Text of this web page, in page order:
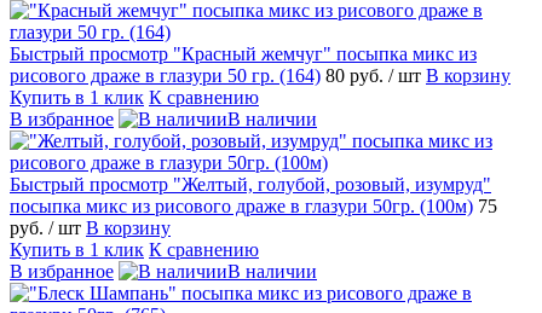
Быстрый просмотр "Красный жемчуг" посыпка микс из
рисового драже в глазури 50 гр. (164) 80 руб. / шт В корзину
Купить в 1 клик К сравнению
В избранное
В наличии
Быстрый просмотр "Желтый, голубой, розовый, изумруд"
посыпка микс из рисового драже в глазури 50гр. (100м) 75
руб. / шт В корзину
Купить в 1 клик К сравнению
В избранное
В наличии